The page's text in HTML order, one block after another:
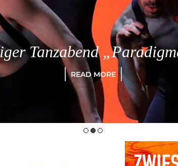
Tanzabend
READ MORE